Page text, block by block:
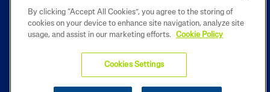
2023 COPYRIGHT © Galderma SA. Jede Vervielfältigung, Verbreitung,
öffentliche Wiedergabe, Bearbeitung oder Umgestaltung der Inhalte
dieser Website bedarf der vorherigen schriftlichen Zustimmung von
*Umfrage i.A. von Galderma bei 518 niedergelassenen Dermatologen
By clicking “Accept All Cookies”, you agree to the storing of
cookies on your device to enhance site navigation, analyze site
usage, and assist in our marketing efforts.
Cookie Policy
Cookies Settings